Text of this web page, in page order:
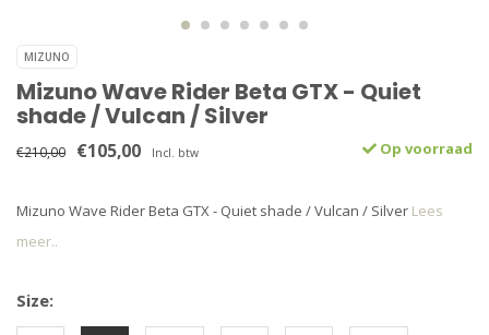
MIZUNO
Mizuno Wave Rider Beta GTX - Quiet
shade / Vulcan / Silver
€210,00 €105,00 Incl. btw Op voorraad
Mizuno Wave Rider Beta GTX - Quiet shade / Vulcan / Silver Lees
meer..
Size: